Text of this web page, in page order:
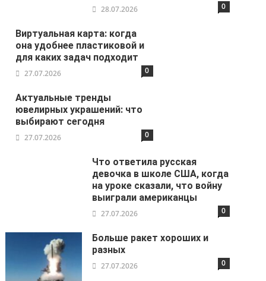
28.07.2026 0
Виртуальная карта: когда
она удобнее пластиковой и
для каких задач подходит
27.07.2026 0
Актуальные тренды
ювелирных украшений: что
выбирают сегодня
27.07.2026 0
Что ответила русская
девочка в школе США, когда
на уроке сказали, что войну
выиграли американцы
27.07.2026 0
Больше ракет хороших и
разных
27.07.2026 0